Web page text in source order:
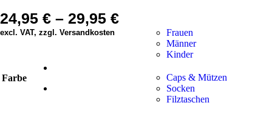
Frauen
Männer
Kinder
Caps & Mützen
Socken
Filztaschen
24,95 € – 29,95 €
excl. VAT, zzgl. Versandkosten
Farbe